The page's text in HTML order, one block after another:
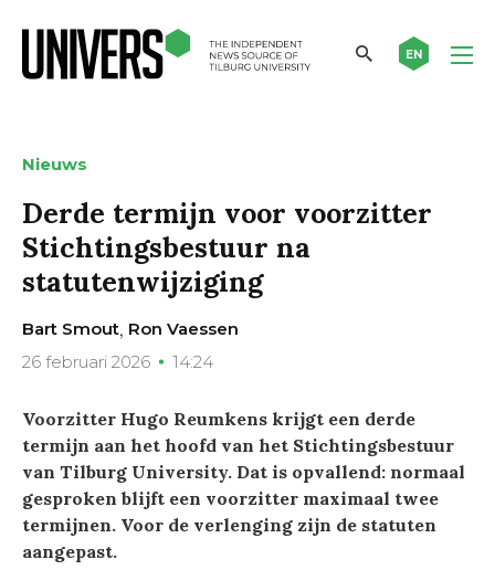
EN
Nieuws
Derde termijn voor voorzitter
Stichtingsbestuur na
statutenwijziging
Bart Smout, Ron Vaessen
26 februari 2026
14:24
Voorzitter Hugo Reumkens krijgt een derde
termijn aan het hoofd van het Stichtingsbestuur
van Tilburg University. Dat is opvallend: normaal
gesproken blijft een voorzitter maximaal twee
termijnen. Voor de verlenging zijn de statuten
aangepast.